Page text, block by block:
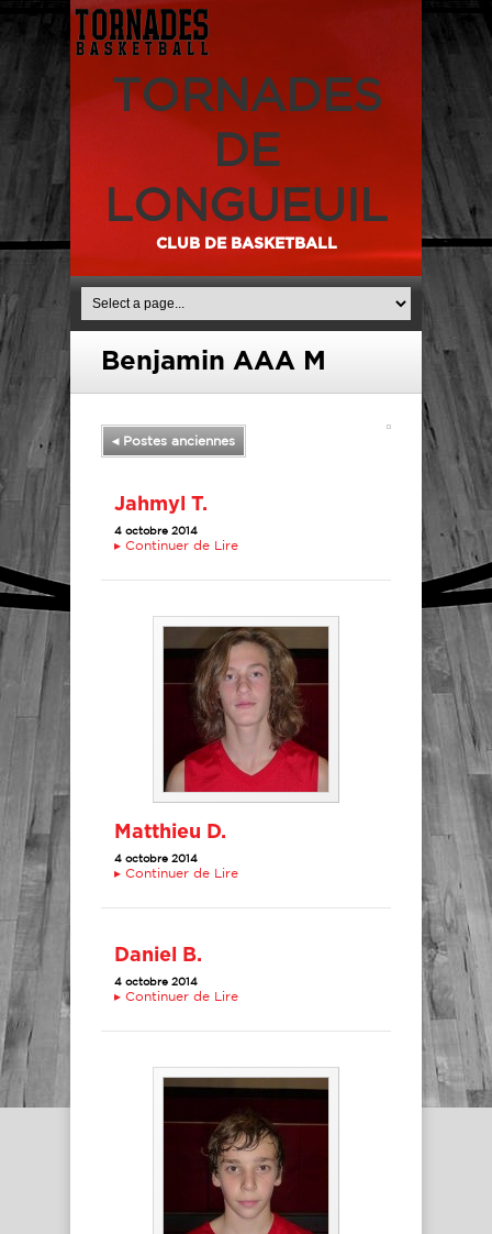
TORNADES
DE
LONGUEUIL
CLUB DE BASKETBALL
Benjamin AAA M
◂Postes anciennes
Jahmyl T.
4 octobre 2014
▸ Continuer de Lire
Matthieu D.
4 octobre 2014
▸ Continuer de Lire
Daniel B.
4 octobre 2014
▸ Continuer de Lire